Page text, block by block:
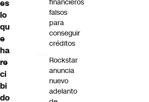
es
lo
qu
e
ha
re
ci
bi
do
financieros
falsos
para
conseguir
créditos
Rockstar
anuncia
nuevo
adelanto